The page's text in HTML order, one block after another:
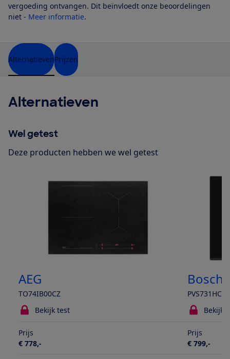
vergoeding ontvangen. Dit beïnvloedt onze beoordelingen
niet - Meer informatie.
AlternatievenPrijzen
Alternatieven
Wel getest
Deze producten hebben we wel getest
AEG
TO74IB00CZ
Bosch
Bekijk test
Bekijk
Prijs
€ 778,-
Prijs
€ 799,-